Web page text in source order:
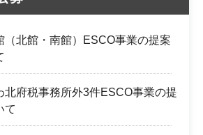
（北館・南館）ESCO事業の提案
北府税事務所外3件ESCO事業の提
て